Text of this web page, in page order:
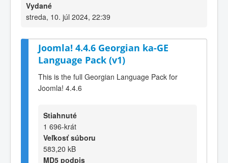
Vydané
streda, 10. júl 2024, 22:39
Joomla! 4.4.6 Georgian ka-GE
Language Pack (v1)
This is the full Georgian Language Pack for
Joomla! 4.4.6
Stiahnuté
1 696-krát
Veľkosť súboru
583,20 kB
MD5 podpis